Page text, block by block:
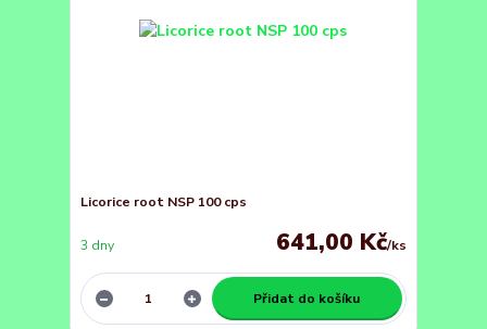
Licorice root NSP 100 cps
641,00 Kč/ks
3 dny
Přidat do košíku